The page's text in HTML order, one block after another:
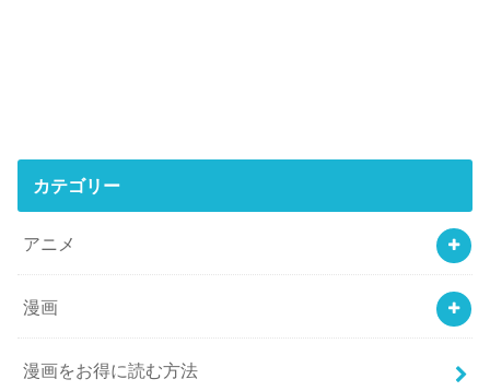
カテゴリー
アニメ
漫画
漫画をお得に読む方法